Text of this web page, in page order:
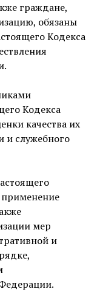
граждане,
обязаны
Кодекса
Кодекса
качества их
и служебного
применение
мер
и